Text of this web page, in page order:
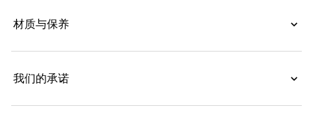
材质与保养
我们的承诺